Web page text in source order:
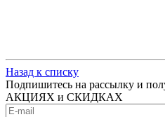
Назад к списку
Подпишитесь на рассылку и
АКЦИЯХ и СКИДКАХ